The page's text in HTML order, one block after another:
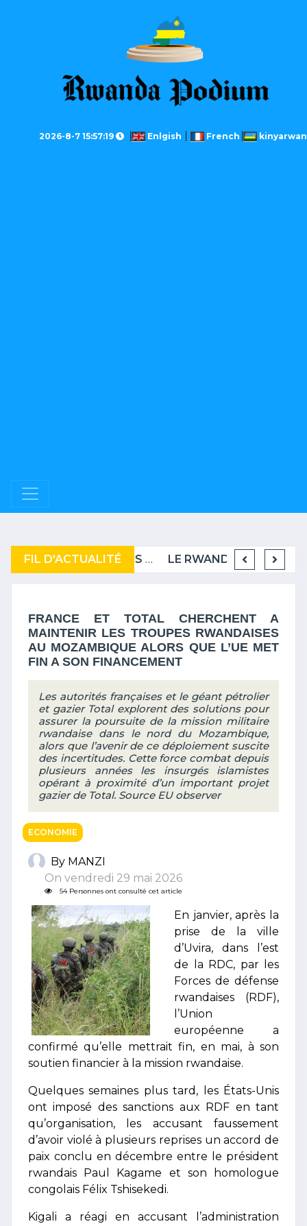
2026-8-7 15:57:19 Enlgish French
FIL D'ACTUALITÉ
LES É-U INVITENT LE KENYA ET LE BURUNDI COMME GARANTS DE PAIX EN RDC. KENYA : LES MISSIONS DIPLOMATIQUES DE KENYATTA IRRITENT L’ENTOURAGE DE RUTO. LE RWANDA DEVRAIT SORTIR DE LISTE DES PAYS LES MOINS AVANCÉS DES NU
FRANCE ET TOTAL CHERCHENT A
MAINTENIR LES TROUPES RWANDAISES
AU MOZAMBIQUE ALORS QUE L’UE MET
FIN A SON FINANCEMENT
Les autorités françaises et le géant pétrolier
et gazier Total explorent des solutions pour
assurer la poursuite de la mission militaire
rwandaise dans le nord du Mozambique,
alors que l’avenir de ce déploiement suscite
des incertitudes. Cette force combat depuis
plusieurs années les insurgés islamistes
opérant à proximité d’un important projet
gazier de Total. Source EU observer
ECONOMIE
By MANZI
On vendredi 29 mai 2026
54 Personnes ont consulté cet article
En janvier, après la
prise de la ville
d’Uvira, dans l’est
de la RDC, par les
Forces de défense
rwandaises (RDF),
l’Union
européenne a
confirmé qu’elle mettrait fin, en mai, à son
soutien financier à la mission rwandaise.
Quelques semaines plus tard, les États-Unis
ont imposé des sanctions aux RDF en tant
qu’organisation, les accusant faussement
d’avoir violé à plusieurs reprises un accord de
paix conclu en décembre entre le président
rwandais Paul Kagame et son homologue
congolais Félix Tshisekedi.
Kigali a réagi en accusant l’administration